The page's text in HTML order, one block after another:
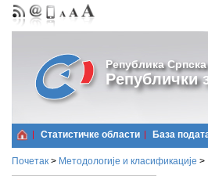
Република Српска
Републички
Статистичке области Базa
Почетак > Методологије и класификације >